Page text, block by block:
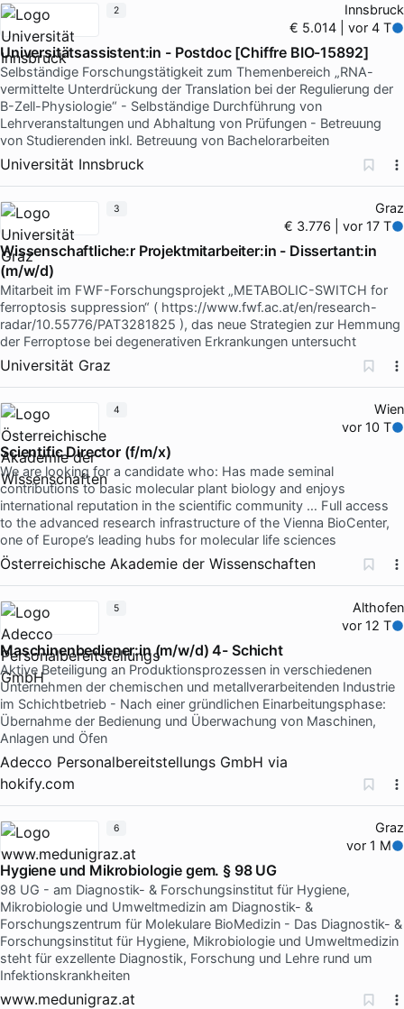
Innsbruck
€ 5.014 | vor 4 T
Universitätsassistent:in - Postdoc [Chiffre BIO-15892]
Selbständige Forschungstätigkeit zum Themenbereich „RNA-
vermittelte Unterdrückung der Translation bei der Regulierung der
B-Zell-Physiologie“ - Selbständige Durchführung von
Lehrveranstaltungen und Abhaltung von Prüfungen - Betreuung
von Studierenden inkl. Betreuung von Bachelorarbeiten
Universität Innsbruck
2
Graz
€ 3.776 | vor 17 T
Wissenschaftliche:r Projektmitarbeiter:in - Dissertant:in
(m/w/d)
Mitarbeit im FWF-Forschungsprojekt „METABOLIC-SWITCH for
ferroptosis suppression“ ( https://www.fwf.ac.at/en/research-
radar/10.55776/PAT3281825 ), das neue Strategien zur Hemmung
der Ferroptose bei degenerativen Erkrankungen untersucht
Universität Graz
3
Wien
vor 10 T
Scientific Director (f/m/x)
We are looking for a candidate who: Has made seminal
contributions to basic molecular plant biology and enjoys
international reputation in the scientific community … Full access
to the advanced research infrastructure of the Vienna BioCenter,
one of Europe’s leading hubs for molecular life sciences
Österreichische Akademie der Wissenschaften
4
Althofen
vor 12 T
Maschinenbediener:in (m/w/d) 4- Schicht
Aktive Beteiligung an Produktionsprozessen in verschiedenen
Unternehmen der chemischen und metallverarbeitenden Industrie
im Schichtbetrieb - Nach einer gründlichen Einarbeitungsphase:
Übernahme der Bedienung und Überwachung von Maschinen,
Anlagen und Öfen
Adecco Personalbereitstellungs GmbH via
hokify.com
5
Graz
vor 1 M
Hygiene und Mikrobiologie gem. § 98 UG
98 UG - am Diagnostik- & Forschungsinstitut für Hygiene,
Mikrobiologie und Umweltmedizin am Diagnostik- &
Forschungszentrum für Molekulare BioMedizin - Das Diagnostik- &
Forschungsinstitut für Hygiene, Mikrobiologie und Umweltmedizin
steht für exzellente Diagnostik, Forschung und Lehre rund um
Infektionskrankheiten
www.medunigraz.at
6